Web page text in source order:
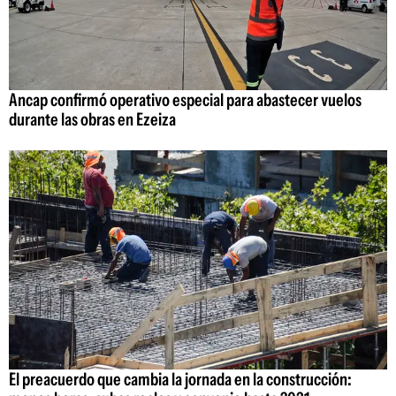
Ancap confirmó operativo especial para abastecer vuelos
durante las obras en Ezeiza
El preacuerdo que cambia la jornada en la construcción: